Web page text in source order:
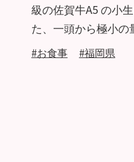
級の佐賀牛A5 の小
た、一頭から極小
#お食事 #福岡県